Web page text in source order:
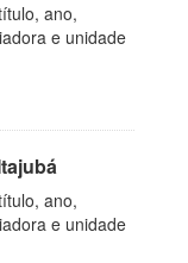
ano,
e unidade
ano,
e unidade